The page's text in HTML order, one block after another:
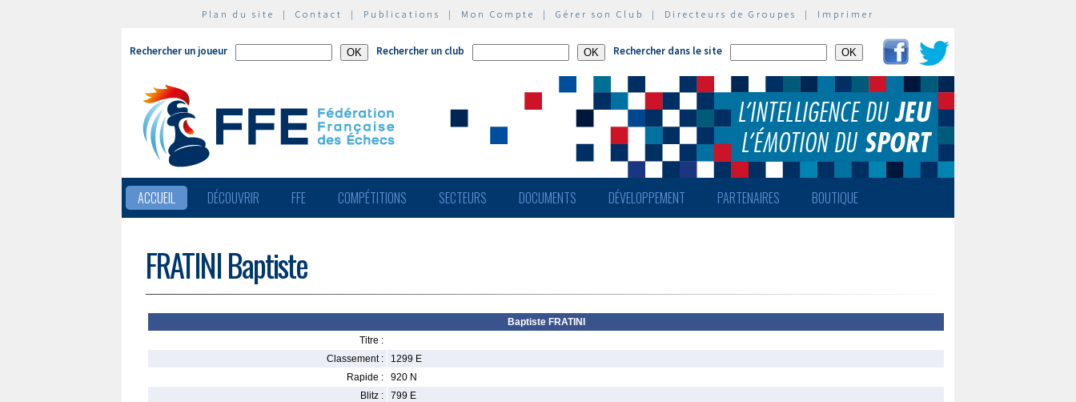
Plan du site | Contact | Publications | Mon Compte | Gérer son Club | Directeurs de Groupes | Imprimer
Rechercher un joueur Rechercher un club Rechercher dans le site
ACCUEIL DÉCOUVRIR FFE COMPÉTITIONS SECTEURS DOCUMENTS DÉVELOPPEMENT PARTENAIRES BOUTIQUE
FRATINI Baptiste
Baptiste FRATINI
Titre :
Classement :
1299 E
Rapide :
920 N
Blitz :
799 E